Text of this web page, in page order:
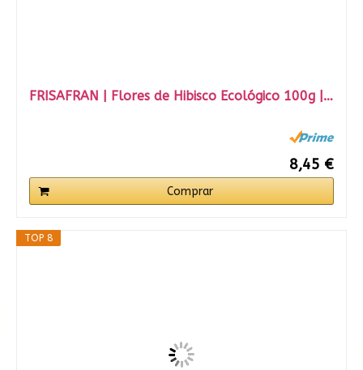
FRISAFRAN | Flores de Hibisco Ecológico 100g |…
8,45 €
Comprar
TOP 8